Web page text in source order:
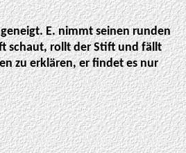
E. nimmt seinen runden
schaut, rollt der Stift und fällt
zu erklären, er findet es nur